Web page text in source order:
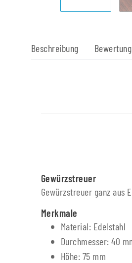
Beschreibung
Gewürzstreuer
Gewürzstreuer ganz aus
Merkmale
Material: Edelstahl
Durchmesser: 40
Höhe: 75 mm